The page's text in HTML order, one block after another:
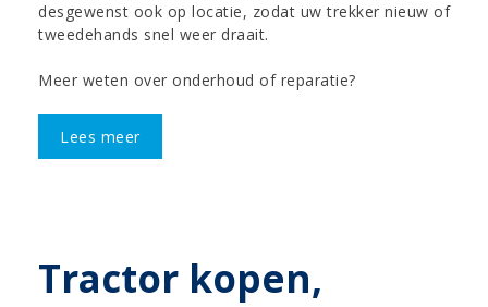
desgewenst ook op locatie, zodat uw trekker nieuw of
tweedehands snel weer draait.
Meer weten over onderhoud of reparatie?
Lees meer
Tractor kopen,